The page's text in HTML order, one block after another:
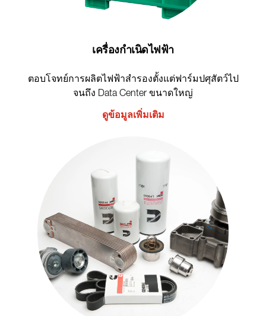
เครื่องกำเนิดไฟฟ้า
ตอบโจทย์การผลิตไฟฟ้าสำรองตั้งแต่ฟาร์มปศุสัตว์ไป
จนถึง Data Center ขนาดใหญ่
ดูข้อมูลเพิ่มเติม